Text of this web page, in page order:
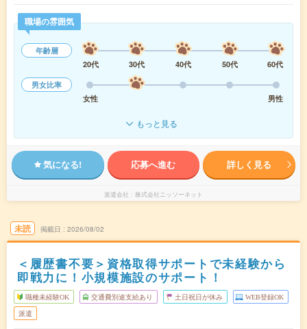
職場の雰囲気
年齢層
20代
30代 40代 50代
60代
男女比率
女性
男性
もっと見る
気になる! 応募へ進む 詳しく見る
派遣会社 株式会社ニッソーネット
未読 掲載日 2026/08/02
＜履歴書不要＞資格取得サポートで未経験から
即戦力に！小規模施設のサポート！
職種未経験OK 交通費別途支給あり 土日祝日が休み WEB登録OK
派遣